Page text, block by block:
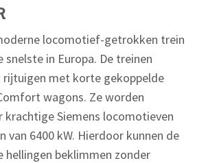
locomotief-getrokken trein
in Europa. De treinen
rijtuigen met korte gekoppelde
wagons. Ze worden
krachtige Siemens locomotieven
van 6400 kW. Hierdoor kunnen de
hellingen beklimmen zonder